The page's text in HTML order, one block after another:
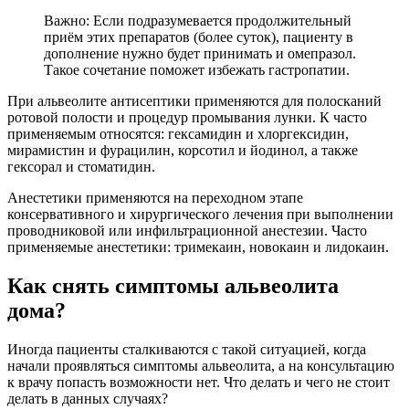
Важно: Если подразумевается продолжительный
приём этих препаратов (более суток), пациенту в
дополнение нужно будет принимать и омепразол.
Такое сочетание поможет избежать гастропатии.
При альвеолите антисептики применяются для полосканий
ротовой полости и процедур промывания лунки. К часто
применяемым относятся: гексамидин и хлоргексидин,
мирамистин и фурацилин, корсотил и йодинол, а также
гексорал и стоматидин.
Анестетики применяются на переходном этапе
консервативного и хирургического лечения при выполнении
проводниковой или инфильтрационной анестезии. Часто
применяемые анестетики: тримекаин, новокаин и лидокаин.
Как снять симптомы альвеолита
дома?
Иногда пациенты сталкиваются с такой ситуацией, когда
начали проявляться симптомы альвеолита, а на консультацию
к врачу попасть возможности нет. Что делать и чего не стоит
делать в данных случаях?